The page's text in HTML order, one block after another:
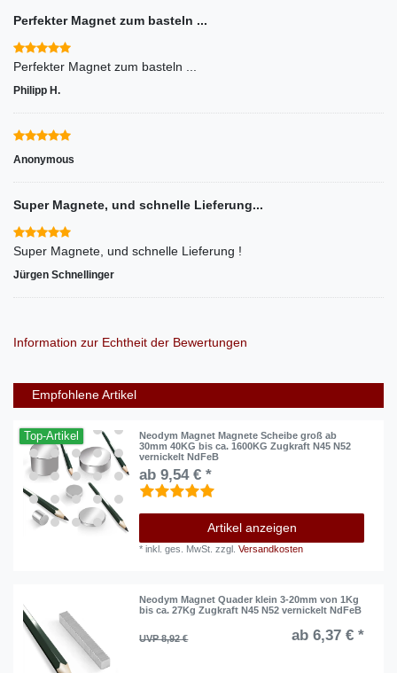
Perfekter Magnet zum basteln ...
Perfekter Magnet zum basteln ...
Philipp H.
Anonymous
Super Magnete, und schnelle Lieferung...
Super Magnete, und schnelle Lieferung !
Jürgen Schnellinger
Information zur Echtheit der Bewertungen
Empfohlene Artikel
Top-Artikel
Neodym Magnet Magnete Scheibe groß ab
30mm 40KG bis ca. 1600KG Zugkraft N45 N52
vernickelt NdFeB
ab 9,54 € *
Artikel anzeigen
*inkl. ges. MwSt. zzgl.Versandkosten
Neodym Magnet Quader klein 3-20mm von 1Kg
bis ca. 27Kg Zugkraft N45 N52 vernickelt NdFeB
UVP 8,92 € ab 6,37 € *